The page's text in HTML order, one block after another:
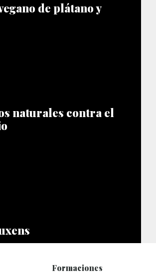
de plátano y
naturales contra el
Formaciones